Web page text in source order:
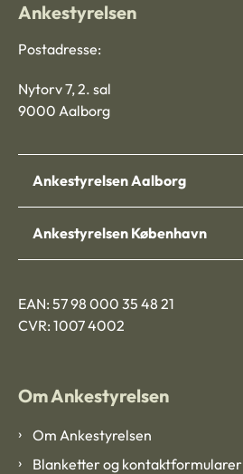
Ankestyrelsen
Postadresse:
Nytorv 7, 2. sal
9000 Aalborg
Ankestyrelsen Aalborg
Ankestyrelsen København
EAN: 57 98 000 35 48 21
CVR: 1007 4002
Om Ankestyrelsen
Om Ankestyrelsen
Blanketter og kontaktformularer